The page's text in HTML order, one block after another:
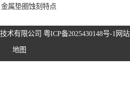
金属垫圈蚀刻特点
术有限公司 粤ICP备2025430148号-1 网站
地图